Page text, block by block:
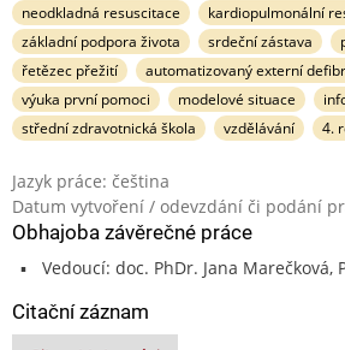
neodkladná resuscitace
kardiopulmonální
základní podpora života
srdeční zástava
řetězec přežití
automatizovaný externí
výuka první pomoci
modelové situace
střední zdravotnická škola
vzdělávání 4.
Jazyk práce: čeština
Datum vytvoření / odevzdání či podání
Obhajoba závěrečné práce
Vedoucí: doc. PhDr. Jana Marečková,
Citační záznam